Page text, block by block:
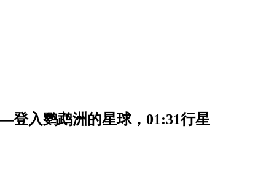
入鹦鹉洲的星球，01:31行星